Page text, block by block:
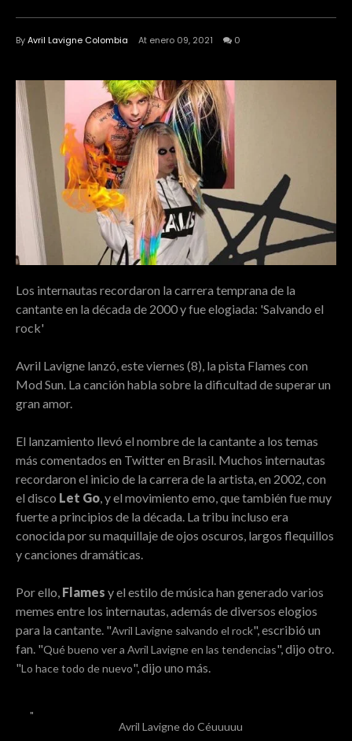
ByAvril Lavigne Colombia At enero 09, 2021 0
Los internautas recordaron la carrera temprana de la
cantante en la década de 2000 y fue elogiada: 'Salvando el
rock'
Avril Lavigne lanzó, este viernes (8), la pista Flames con
Mod Sun. La canción habla sobre la dificultad de superar un
gran amor.
El lanzamiento llevó el nombre de la cantante a los temas
más comentados en Twitter en Brasil. Muchos internautas
recordaron el inicio de la carrera de la artista, en 2002, con
el disco Let Go, y el movimiento emo, que también fue muy
fuerte a principios de la década. La tribu incluso era
conocida por su maquillaje de ojos oscuros, largos flequillos
y canciones dramáticas.
Por ello, Flames y el estilo de música han generado varios
memes entre los internautas, además de diversos elogios
para la cantante. "Avril Lavigne salvando el rock", escribió un
fan. "Qué bueno ver a Avril Lavigne en las tendencias", dijo otro.
"Lo hace todo de nuevo", dijo uno más.
Avril Lavigne do Céuuuuu